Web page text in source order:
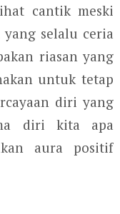
cantik meski
selalu ceria
riasan yang
untuk tetap
diri yang
diri kita apa
aura positif